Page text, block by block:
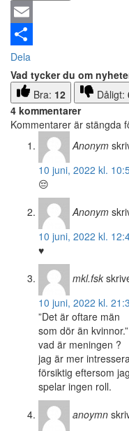
Email
Dela
Vad tycker du om
Bra: 12 Dåligt:
4 kommentarer
Kommentarer är stängda
Anonym
10 juni, 2022 kl.
😔
Anonym
10 juni, 2022 kl.
♥️
mkl.fsk
10 juni, 2022 kl.
”Det är oftare män
som dör än kvinnor.”
vad är meningen ?
jag är mer
försiktig eftersom
spelar ingen roll.
anoymn